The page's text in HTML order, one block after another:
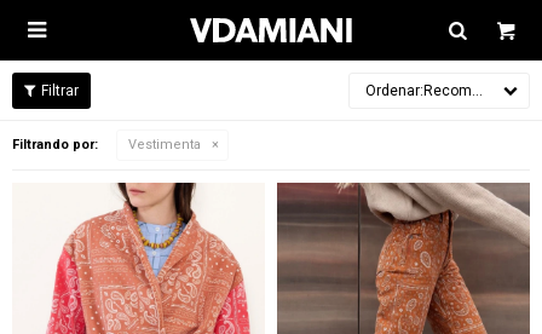

Recomendados
Filtrando por: Vestimenta